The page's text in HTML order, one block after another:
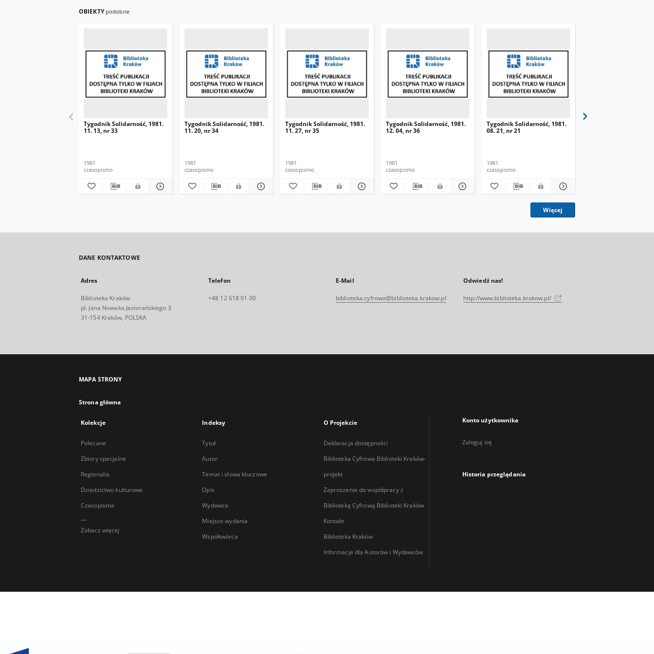
OBIEKTY podobne
Tygodnik Solidarność, 1981.
11. 13, nr 33
1981
czasopismo
Tygodnik Solidarność, 1981.
11. 20, nr 34
1981
czasopismo
Tygodnik Solidarność, 1981.
11. 27, nr 35
1981
czasopismo
Tygodnik Solidarność, 1981.
12. 04, nr 36
1981
czasopismo
Tygodnik Solidarność, 1981.
08. 21, nr 21
1981
czasopismo
Więcej
DANE KONTAKTOWE
Adres
Biblioteka Kraków
pl. Jana Nowaka Jeziorańskiego 3
31-154 Kraków, POLSKA
Telefon
+48 12 618 91 00
E-Mail
biblioteka.cyfrowa@biblioteka.krakow.pl
Odwiedź nas!
http://www.biblioteka.krakow.pl/
MAPA STRONY
Strona główna
Kolekcje
Polecane
Zbiory specjalne
Regionalia
Dziedzictwo kulturowe
Czasopisma
...
Zobacz więcej
Indeksy
Tytuł
Autor
Temat i słowa kluczowe
Opis
Wydawca
Miejsce wydania
Współtwórca
O Projekcie
Deklaracja dostępności
Biblioteka Cyfrowa Biblioteki Kraków-
projekt
Zaproszenie do współpracy z
Biblioteką Cyfrową Biblioteki Kraków
Kontakt
Biblioteka Kraków
Informacje dla Autorów i Wydawców
Konto użytkownika
Zaloguj się
Historia przeglądania